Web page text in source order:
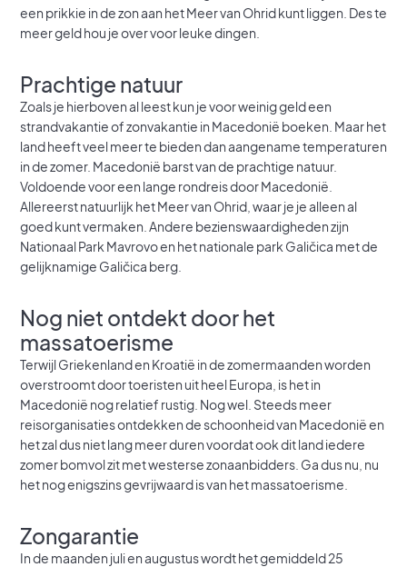
een prikkie in de zon aan het Meer van Ohrid kunt liggen. Des te
meer geld hou je over voor leuke dingen.
Prachtige natuur
Zoals je hierboven al leest kun je voor weinig geld een
strandvakantie of zonvakantie in Macedonië boeken. Maar het
land heeft veel meer te bieden dan aangename temperaturen
in de zomer. Macedonië barst van de prachtige natuur.
Voldoende voor een lange rondreis door Macedonië.
Allereerst natuurlijk het Meer van Ohrid, waar je je alleen al
goed kunt vermaken. Andere bezienswaardigheden zijn
Nationaal Park Mavrovo en het nationale park Galičica met de
gelijknamige Galičica berg.
Nog niet ontdekt door het
massatoerisme
Terwijl Griekenland en Kroatië in de zomermaanden worden
overstroomt door toeristen uit heel Europa, is het in
Macedonië nog relatief rustig. Nog wel. Steeds meer
reisorganisaties ontdekken de schoonheid van Macedonië en
het zal dus niet lang meer duren voordat ook dit land iedere
zomer bomvol zit met westerse zonaanbidders. Ga dus nu, nu
het nog enigszins gevrijwaard is van het massatoerisme.
Zongarantie
In de maanden juli en augustus wordt het gemiddeld 25